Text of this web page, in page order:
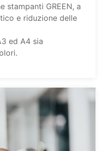
stampanti GREEN, a
e riduzione delle
ed A4 sia